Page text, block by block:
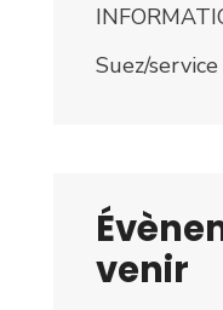
Suez/
venir